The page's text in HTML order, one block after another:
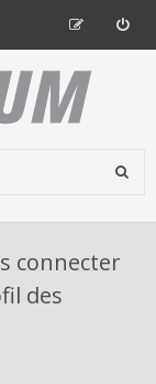
connecter
des